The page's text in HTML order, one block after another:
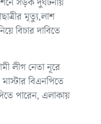
মৃত্যু,লাশ
বিচার দাবিতে
লীগ নেতা নূরে
বিএনপিতে
পারেন, এলাকায়